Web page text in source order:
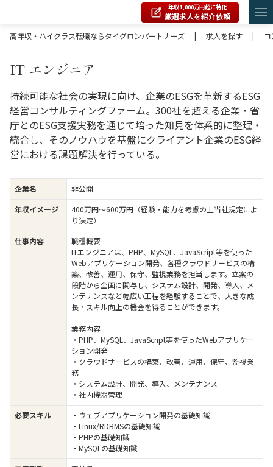
年収1,000万円超に特化
厳選求人を紹介依頼
高年収・ハイクラス転職ならタイグロンパートナーズ
| 求人を探す |
IT エンジニア
持続可能な社会の実現に向け、企業のESGを革新するESG
経営コンサルティングファーム。300社を超える企業・省
庁とのESG支援実務を通じて培った知見を体系的に整理・
統合し、そのノウハウを基盤にクライアント企業のESG経
営における課題解決を行っている。
企業名
非公開
年収イメージ
400万円〜600万円（経験・能力を考慮の上当社規定によ
り決定）
仕事内容
職種概要
ITエンジニアは、PHP、MySQL、JavaScript等を使った
Webアプリケーション開発、各種クラウドサービスの構
築、改善、運用、保守、監視業務を担当します。立案の
段階から企画に関与し、システム設計、開発、導入、メ
ンテナンスなど幅広い工程を経験することで、大きな成
長・スキル向上の機会を得ることができます。
業務内容
・PHP、MySQL、JavaScript等を使ったWebアプリケー
ション開発
・クラウドサービスの構築、改善、運用、保守、監視業
務
・システム設計、開発、導入、メンテナンス
・社内機器管理
必要スキル
・ウェブアプリケーション開発の基礎知識
・Linux/RDBMSの基礎知識
・PHPの基礎知識
・MySQLの基礎知識